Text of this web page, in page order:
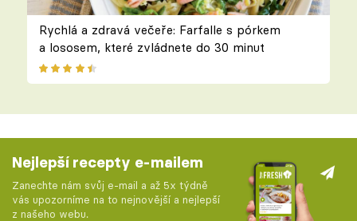
Rychlá a zdravá večeře: Farfalle s pórkem
a lososem, které zvládnete do 30 minut
Nejlepší recepty e-mailem
Zanechte nám svůj e-mail a až 5x týdně
vás upozorníme na to nejnovější a nejlepší
z našeho webu.